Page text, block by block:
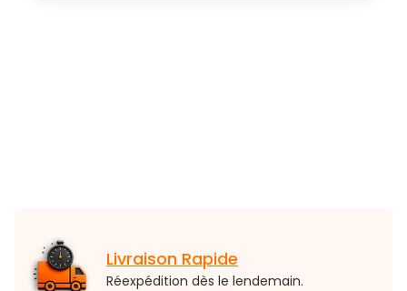
Livraison Rapide
Réexpédition dès le lendemain.